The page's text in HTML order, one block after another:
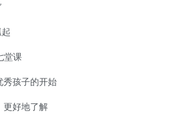
堂课
秀孩子的开始
更好地了解